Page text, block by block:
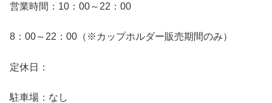
営業時間：10：00～22：00
8：00～22：00（※カップホルダー販売期間のみ）
定休日：
駐車場：なし